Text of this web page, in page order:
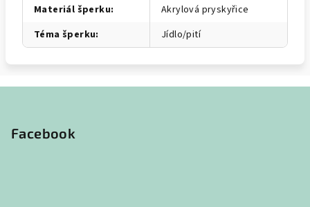
Materiál šperku:
Akrylová pryskyřice
Téma šperku: Jídlo/pití
Facebook